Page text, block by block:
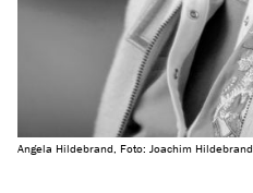
Angela Hildebrand, Foto: Joachim Hildebrand